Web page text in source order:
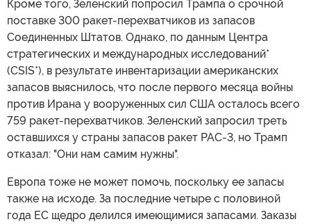
Кроме того, Зеленский попросил Трампа о срочной
поставке 300 ракет-перехватчиков из запасов
Соединенных Штатов. Однако, по данным Центра
стратегических и международных исследований*
(CSIS*), в результате инвентаризации американских
запасов выяснилось, что после первого месяца войны
против Ирана у вооруженных сил США осталось всего
759 ракет-перехватчиков. Зеленский запросил треть
оставшихся у страны запасов ракет PAC-3, но Трамп
отказал: "Они нам самим нужны".
Европа тоже не может помочь, поскольку ее запасы
также на исходе. За последние четыре с половиной
года ЕС щедро делился имеющимися запасами. Заказы